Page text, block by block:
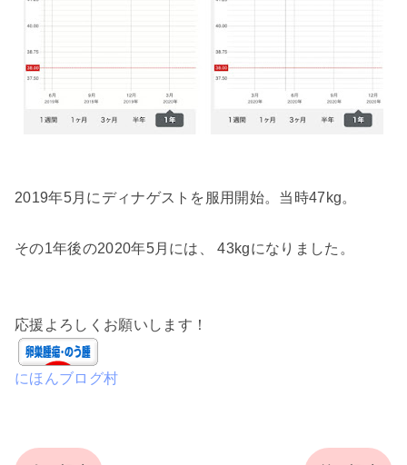
2019年5月にディナゲストを服用開始。当時47kg。
その1年後の2020年5月には、 43kgになりました。
応援よろしくお願いします！
にほんブログ村